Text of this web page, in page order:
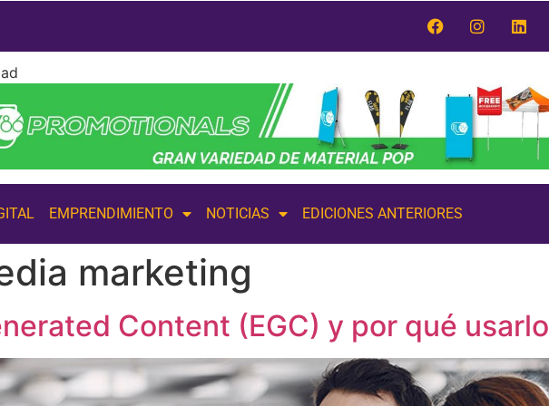
EMPRENDIMIENTO NOTICIAS EDICIONES ANTERIORES
marketing
Content (EGC) y por qué usarlo